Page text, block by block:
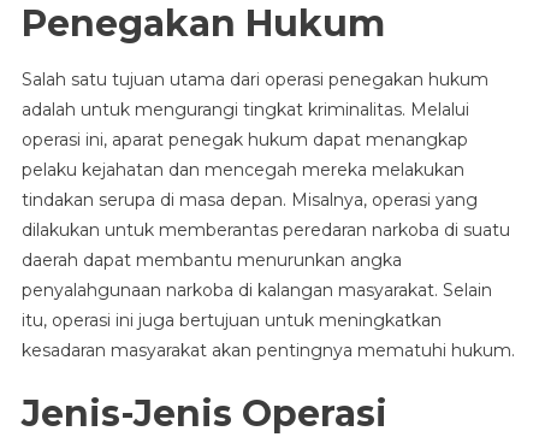
Penegakan Hukum
Salah satu tujuan utama dari operasi penegakan hukum
adalah untuk mengurangi tingkat kriminalitas. Melalui
operasi ini, aparat penegak hukum dapat menangkap
pelaku kejahatan dan mencegah mereka melakukan
tindakan serupa di masa depan. Misalnya, operasi yang
dilakukan untuk memberantas peredaran narkoba di suatu
daerah dapat membantu menurunkan angka
penyalahgunaan narkoba di kalangan masyarakat. Selain
itu, operasi ini juga bertujuan untuk meningkatkan
kesadaran masyarakat akan pentingnya mematuhi hukum.
Jenis-Jenis Operasi